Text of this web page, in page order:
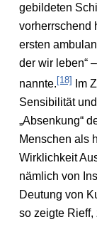
gebildeten
vorherrschend
ersten
der wir leben“
nannte.[18]
Im
Sensibilität
„Absenkung“
Menschen als
Wirklichkeit
nämlich von
Deutung von
so zeigte